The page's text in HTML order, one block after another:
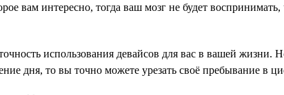
вам интересно, тогда ваш мозг не будет воспринимать,
использования девайсов для вас в вашей
дня, то вы точно можете урезать своё пребывание в